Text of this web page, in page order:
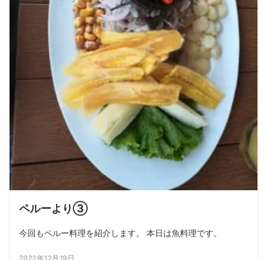
ペルーより③
今回もペルー料理を紹介します。 本日は魚料理です。
2022年12月19日